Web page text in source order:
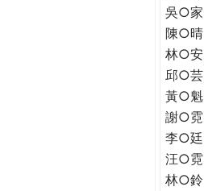
吳○家
陳○晴
林○安
邱○芸
黃○魁
謝○霓
李○廷
汪○霓
林○鈴